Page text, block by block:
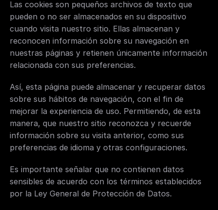
Las cookies son pequeños archivos de texto que
pueden o no ser almacenados en su dispositivo
cuando visita nuestro sitio. Ellas almacenan y
reconocen información sobre su navegación en
nuestras páginas y retienen únicamente información
relacionada con sus preferencias.
Así, esta página puede almacenar y recuperar datos
sobre sus hábitos de navegación, con el fin de
mejorar la experiencia de uso. Permitiendo, de esta
manera, que nuestro sitio reconozca y recuerde
información sobre su visita anterior, como sus
preferencias de idioma y otras configuraciones.
Es importante señalar que no contienen datos
sensibles de acuerdo con los términos establecidos
por la Ley General de Protección de Datos.